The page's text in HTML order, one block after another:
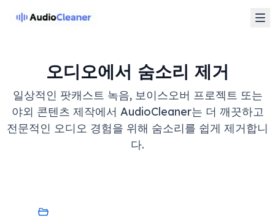
오디오에서 숨소리 제거
일상적인 팟캐스트 녹음, 보이스오버 프로젝트 또는
야외 콘텐츠 제작에서 AudioCleaner는 더 깨끗하고
전문적인 오디오 경험을 위해 숨소리를 쉽게 제거합니
다.